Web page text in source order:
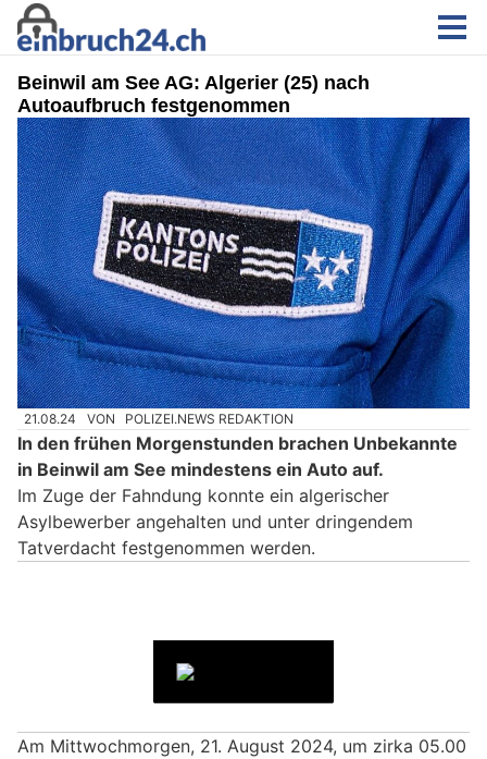
Beinwil am See AG: Algerier (25) nach
Autoaufbruch festgenommen
21.08.24 VON POLIZEI.NEWS REDAKTION
In den frühen Morgenstunden brachen Unbekannte
in Beinwil am See mindestens ein Auto auf.
Im Zuge der Fahndung konnte ein algerischer
Asylbewerber angehalten und unter dringendem
Tatverdacht festgenommen werden.
Am Mittwochmorgen, 21. August 2024, um zirka 05.00